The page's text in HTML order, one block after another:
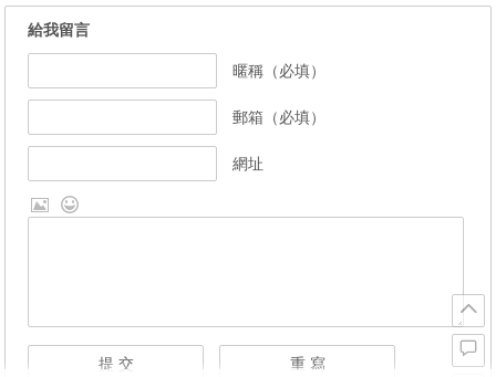
給我留言
暱稱（必填）
郵箱（必填）
網址